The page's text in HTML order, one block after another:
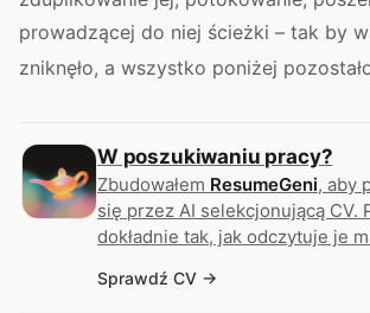
prowadzącej do niej ścieżki – tak by
zniknęło, a wszystko poniżej
W poszukiwaniu pracy?
Zbudowałem ResumeGeni, aby
się przez AI selekcjonującą CV.
dokładnie tak, jak odczytuje je
Sprawdź CV